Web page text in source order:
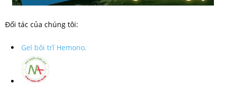
Đối tác của chúng tôi:
Gel bôi trĩ Hemono.